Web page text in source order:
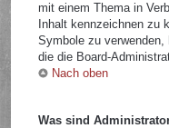
mit einem Thema in
Inhalt kennzeichnen zu
Symbole zu verwenden,
die die Board-
Nach oben
Was sind